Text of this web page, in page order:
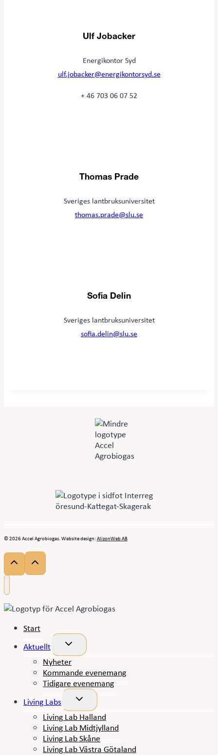
Ulf Jobacker
Energikontor Syd
ulf.jobacker@energikontorsyd.se
+ 46 703 06 07 52
Thomas Prade
Sveriges lantbruksuniversitet
thomas.prade@slu.se
Sofia Delin
Sveriges lantbruksuniversitet
sofia.delin@slu.se
© 2026 Accel Agrobiogas. Website design: AlizonWeb AB
Start
Aktuellt
Toggle
menu
Nyheter
Kommande evenemang
Tidigare evenemang
Living Labs
Toggle
menu
Living Lab Halland
Living Lab Midtjylland
Living Lab Skåne
Living Lab Västra Götaland